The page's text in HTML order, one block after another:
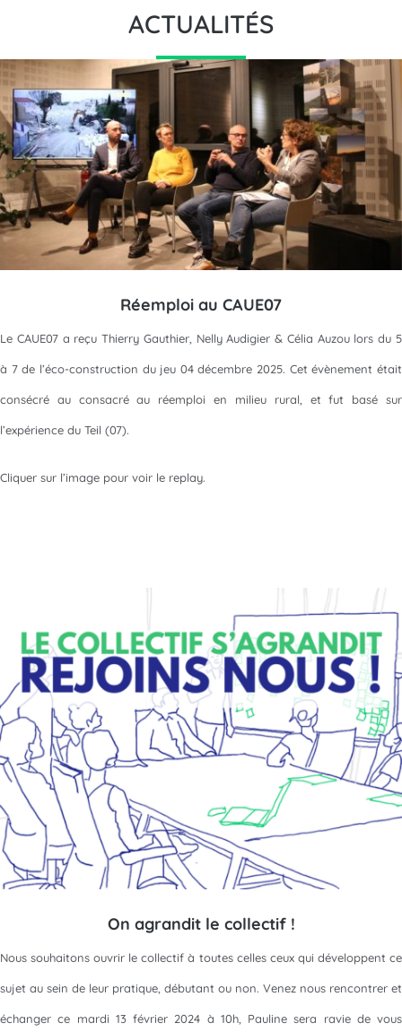
ACTUALITÉS
Réemploi au CAUE07
Le CAUE07 a reçu Thierry Gauthier, Nelly Audigier & Célia Auzou lors du 5
à 7 de l’éco-construction du jeu 04 décembre 2025. Cet évènement était
consécré au consacré au réemploi en milieu rural, et fut basé sur
l’expérience du Teil (07).
Cliquer sur l’image pour voir le replay.
On agrandit le collectif !
Nous souhaitons ouvrir le collectif à toutes celles ceux qui développent ce
sujet au sein de leur pratique, débutant ou non. Venez nous rencontrer et
échanger ce mardi 13 février 2024 à 10h, Pauline sera ravie de vous